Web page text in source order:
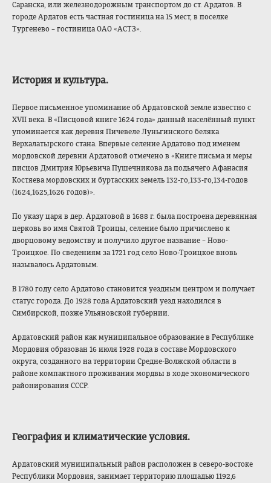
Саранска, или железнодорожным транспортом до ст. Ардатов. В
городе Ардатов есть частная гостиница на 15 мест, в поселке
Тургенево – гостиница ОАО «АСТЗ».
История и культура.
Первое письменное упоминание об Ардатовской земле известно с
XVII века. В «Писцовой книге 1624 года» данный населённый пункт
упоминается как деревня Пичевеле Луньгинского беляка
Верхалатырского стана. Впервые селение Ардатово под именем
мордовской деревни Ардатовой отмечено в «Книге письма и меры
писцов Дмитрия Юрьевича Пушечникова да подьячего Афанасия
Костяева мордовских и буртасских земель 132-го,133-го,134-годов
(1624,1625,1626 годов)».
По указу царя в дер. Ардатовой в 1688 г. была построена деревянная
церковь во имя Святой Троицы, селение было причислено к
дворцовому ведомству и получило другое название – Ново-
Троицкое. По сведениям за 1721 год село Ново-Троицкое вновь
называлось Ардатовым.
В 1780 году село Ардатово становится уездным центром и получает
статус города. До 1928 года Ардатовский уезд находился в
Симбирской, позже Ульяновской губернии.
Ардатовский район как муниципальное образование в Республике
Мордовия образован 16 июля 1928 года в составе Мордовского
округа, созданного на территории Средне-Волжской области в
районе компактного проживания мордвы в ходе экономического
районирования СССР.
География и климатические условия.
Ардатовский муниципальный район расположен в северо-востоке
Республики Мордовия, занимает территорию площадью 1192,6